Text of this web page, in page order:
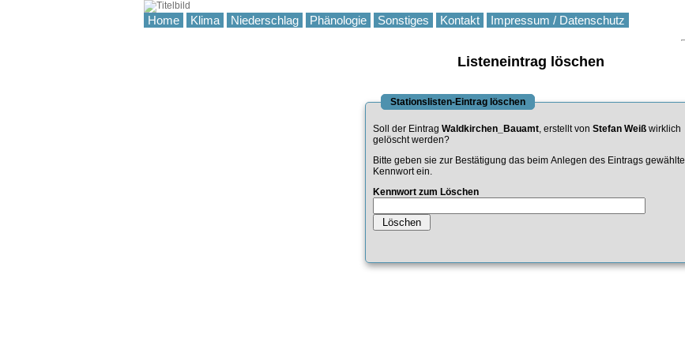
Home Klima Niederschlag Phänologie Sonstiges Kontakt Impressum / Datenschutz
Listeneintrag löschen
Stationslisten-Eintrag löschen
Soll der Eintrag Waldkirchen_Bauamt, erstellt von Stefan Weiß wirklich
gelöscht werden?
Bitte geben sie zur Bestätigung das beim Anlegen des Eintrags gewählte
Kennwort ein.
Kennwort zum Löschen